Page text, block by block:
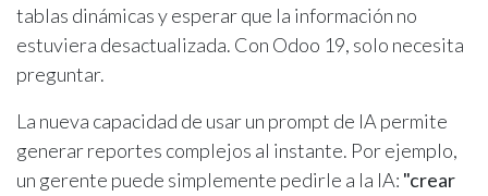
tablas dinámicas y esperar que la información no
estuviera desactualizada. Con Odoo 19, solo necesita
preguntar.
La nueva capacidad de usar un prompt de IA permite
generar reportes complejos al instante. Por ejemplo,
un gerente puede simplemente pedirle a la IA: "crear